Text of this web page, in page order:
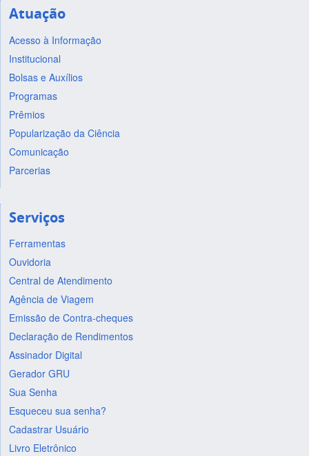
Atuação
Acesso à Informação
Institucional
Bolsas e Auxílios
Programas
Prêmios
Popularização da Ciência
Comunicação
Parcerias
Serviços
Ferramentas
Ouvidoria
Central de Atendimento
Agência de Viagem
Emissão de Contra-cheques
Declaração de Rendimentos
Assinador Digital
Gerador GRU
Sua Senha
Esqueceu sua senha?
Cadastrar Usuário
Livro Eletrônico